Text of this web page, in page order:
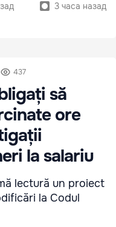
3 часа назад
437
să
ore
la salariu
lectură un proiect
la Codul